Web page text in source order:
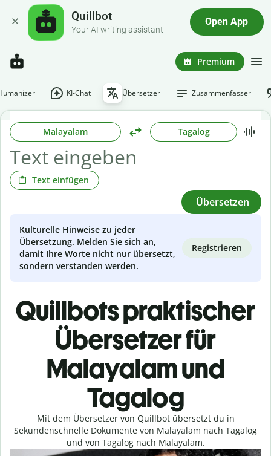
Quillbot
Your AI writing assistant
Open App
Premium
KI-Chat Übersetzer Zusammenfasser
Malayalam Tagalog
Text einfügen
Übersetzen
Kulturelle Hinweise zu jeder
Übersetzung. Melden Sie sich an,
damit Ihre Worte nicht nur übersetzt,
sondern verstanden werden.
Registrieren
Quillbots praktischer
Übersetzer für
Malayalam und
Tagalog
Mit dem Übersetzer von Quillbot übersetzt du in
Sekundenschnelle Dokumente von Malayalam nach Tagalog
und von Tagalog nach Malayalam.